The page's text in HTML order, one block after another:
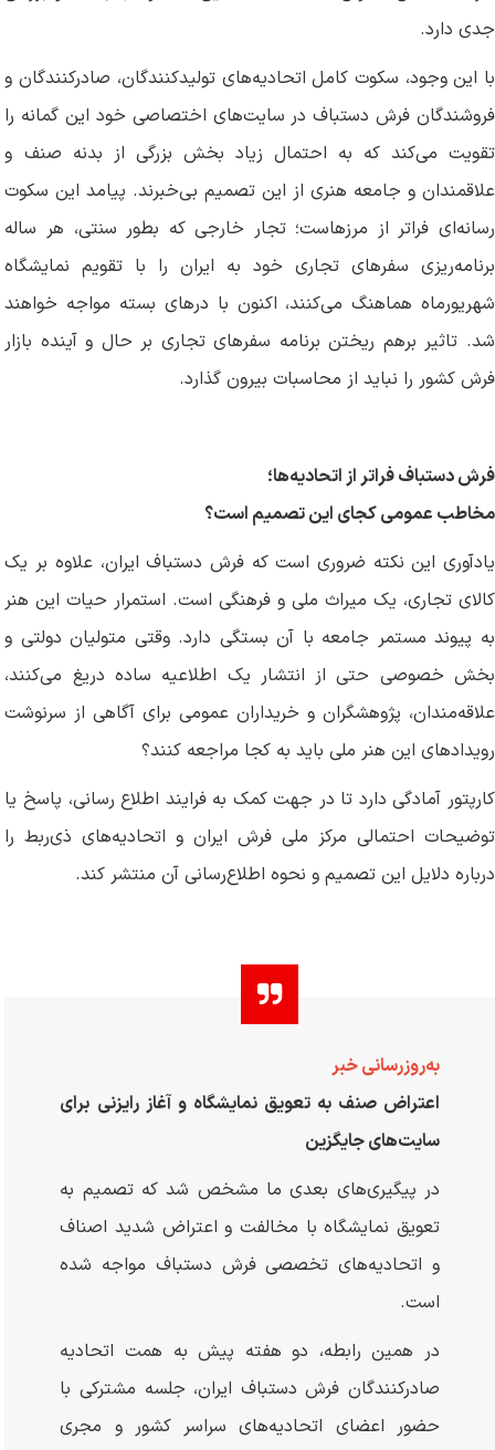
جدی دارد.
با این وجود، سکوت کامل اتحادیه‌های تولیدکنندگان، صادرکنندگان و
فروشندگان فرش دستباف در سایت‌های اختصاصی خود این گمانه را
تقویت می‌کند که به احتمال زیاد بخش بزرگی از بدنه صنف و
علاقمندان و جامعه هنری از این تصمیم بی‌خبرند. پیامد این سکوت
رسانه‌ای فراتر از مرزهاست؛ تجار خارجی که بطور سنتی، هر ساله
برنامه‌ریزی سفرهای تجاری خود به ایران را با تقویم نمایشگاه
شهریورماه هماهنگ می‌کنند، اکنون با درهای بسته مواجه خواهند
شد. تاثیر برهم ریختن برنامه سفر‌های تجاری بر حال و آینده بازار
فرش کشور را نباید از محاسبات بیرون گذارد.
فرش دستباف فراتر از اتحادیه‌ها؛
مخاطب عمومی کجای این تصمیم است؟
یادآوری این نکته ضروری است که فرش دستباف ایران، علاوه بر یک
کالای تجاری، یک میراث ملی و فرهنگی است. استمرار حیات این هنر
به پیوند مستمر جامعه با آن بستگی دارد. وقتی متولیان دولتی و
بخش خصوصی حتی از انتشار یک اطلاعیه ساده دریغ می‌کنند،
علاقه‌مندان، پژوهشگران و خریداران عمومی برای آگاهی از سرنوشت
رویدادهای این هنر ملی باید به کجا مراجعه کنند؟
کارپتور آمادگی دارد تا در جهت کمک به فرایند اطلاع رسانی، پاسخ یا
توضیحات احتمالی مرکز ملی فرش ایران و اتحادیه‌های ذی‌ربط را
درباره دلایل این تصمیم و نحوه اطلاع‌رسانی آن منتشر کند.
به‌روزرسانی خبر
اعتراض صنف به تعویق نمایشگاه و آغاز رایزنی برای
سایت‌های جایگزین
در پیگیری‌های بعدی ما مشخص شد که تصمیم به
تعویق نمایشگاه با مخالفت و اعتراض شدید اصناف
و اتحادیه‌های تخصصی فرش دستباف مواجه شده
است.
در همین رابطه، دو هفته پیش به همت اتحادیه
صادرکنندگان فرش دستباف ایران، جلسه مشترکی با
حضور اعضای اتحادیه‌های سراسر کشور و مجری